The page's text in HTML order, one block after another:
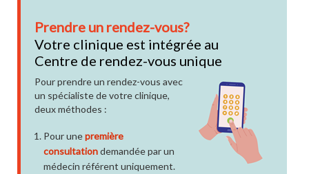
Prendre un rendez-vous?
Votre clinique est intégrée au
Centre de rendez-vous unique
Pour prendre un rendez-vous avec
un spécialiste de votre clinique,
deux méthodes :
Pour unepremière
consultationdemandée par un
médecin référent uniquement.